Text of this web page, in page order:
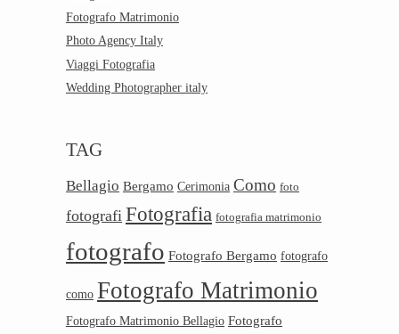
Fotografo Matrimonio
Photo Agency Italy
Viaggi Fotografia
Wedding Photographer italy
TAG
Bellagio Bergamo Cerimonia Como foto
fotografi Fotografia fotografia matrimonio
fotografo Fotografo Bergamo fotografo
como Fotografo Matrimonio
Fotografo Matrimonio Bellagio Fotografo